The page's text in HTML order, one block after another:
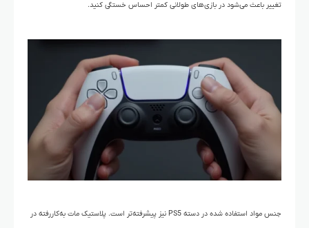
تغییر باعث می‌شود در بازی‌های طولانی کمتر احساس خستگی کنید.
جنس مواد استفاده شده در دسته PS5 نیز پیشرفته‌تر است. پلاستیک مات به‌کاررفته در